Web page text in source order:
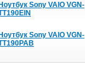
Ноутбук Sony VAIO VGN-
Ноутбук Sony VAIO VGN-